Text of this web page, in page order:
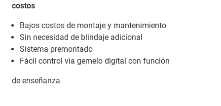
costos
Bajos costos de montaje y mantenimiento
Sin necesidad de blindaje adicional
Sistema premontado
Fácil control vía gemelo digital con función
de enseñanza